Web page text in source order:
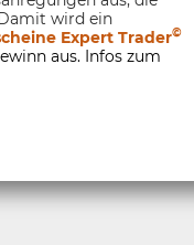
wird ein
Expert Trader©
aus. Infos zum